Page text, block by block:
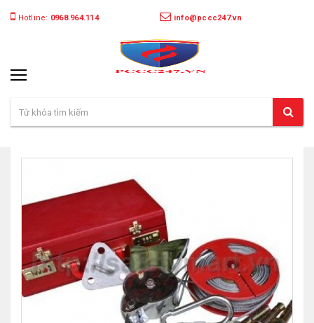
Hotline: 0968.964.114 info@pccc247.vn